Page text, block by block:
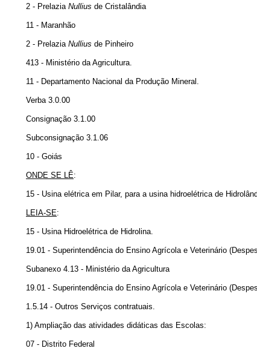
2 - Prelazia Nullius de Cristalândia
11 - Maranhão
2 - Prelazia Nullius de Pinheiro
413 - Ministério da Agricultura.
11 - Departamento Nacional da Produção Mineral.
Verba 3.0.00
Consignação 3.1.00
Subconsignação 3.1.06
10 - Goiás
ONDE SE LÊ:
15 - Usina elétrica em Pilar, para a usina hidroelétrica de
LEIA-SE:
15 - Usina Hidroelétrica de Hidrolina.
19.01 - Superintendência do Ensino Agrícola e Veterinário
Subanexo 4.13 - Ministério da Agricultura
19.01 - Superintendência do Ensino Agrícola e Veterinário
1.5.14 - Outros Serviços contratuais.
1) Ampliação das atividades didáticas das Escolas:
07 - Distrito Federal